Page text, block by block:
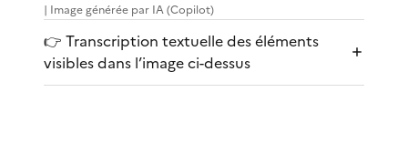
| Image générée par IA (Copilot)
👉 Transcription textuelle des éléments
visibles dans l’image ci-dessus